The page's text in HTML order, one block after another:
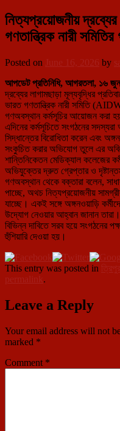
নিত্যপ্রয়োজনীয়
গণতান্ত্রিক নারী
Posted on June 16, 2026 by
আপডেট প্রতিনিধি, আগরতলা, ১৬
দ্রব্যের লাগামছাড়া মূল্যবৃদ্ধির
ভারত গণতান্ত্রিক নারী সমিতি
গণঅবস্থান কর্মসূচির আয়োজন করা
এদিনের কর্মসূচিতে সংগঠনের সদস্যরা
সিদ্ধান্তের বিরোধিতা করেন এবং
সংকুচিত করার অভিযোগ তুলে এর
শান্তিনিকেতন মেডিক্যাল কলেজের
অভিযুক্তের দ্রুত গ্রেপ্তার ও
গণঅবস্থান থেকে বক্তারা বলেন,
পাচ্ছে, অথচ নিত্যপ্রয়োজনীয়
যাচ্ছে। একই সঙ্গে অঙ্গনওয়াড়ি
উদ্যোগ নেওয়ার আহ্বান জানান তারা।
বিভিন্ন দাবিতে সরব হয়ে সংগঠনের
হুঁশিয়ারি দেওয়া হয়।
This entry was posted in
permalink.
Leave a Reply
Your email address will not
marked *
Comment *